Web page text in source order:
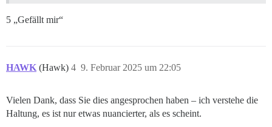
5 „Gefällt mir“
HAWK (Hawk) 9. Februar 2025 um 22:05
4
Vielen Dank, dass Sie dies angesprochen haben – ich verstehe die
Haltung, es ist nur etwas nuancierter, als es scheint.